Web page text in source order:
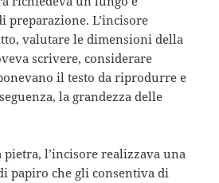
preparazione. L’incisore
valutare le dimensioni della
scrivere, considerare
il testo da riprodurre e
la grandezza delle
l’incisore realizzava una
papiro che gli consentiva di